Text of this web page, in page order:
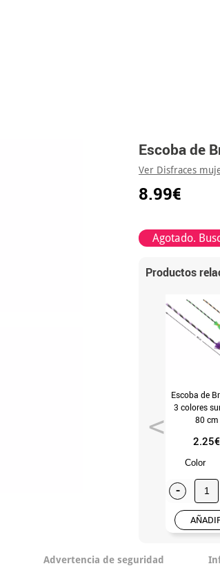
Escoba de
Ver Disfraces
8.99€
Agotado.
Productos
Escoba de
3 colores
80 cm
2.25€
-
Advertencia de seguridad